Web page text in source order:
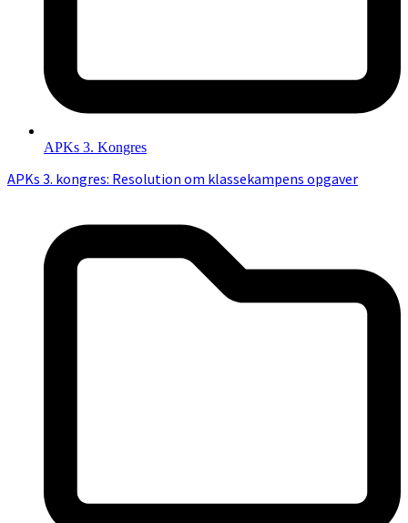
APKs 3. Kongres
APKs 3. kongres: Resolution om klassekampens opgaver